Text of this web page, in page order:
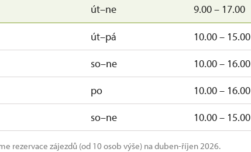
út–ne 9.00 – 17.00
út–pá
10.00 – 15.00
so–ne
10.00 – 16.00
po
10.00 – 16.00
so–ne 10.00 – 15.00
rezervace zájezdů (od 10 osob výše) na duben-říjen 2026.